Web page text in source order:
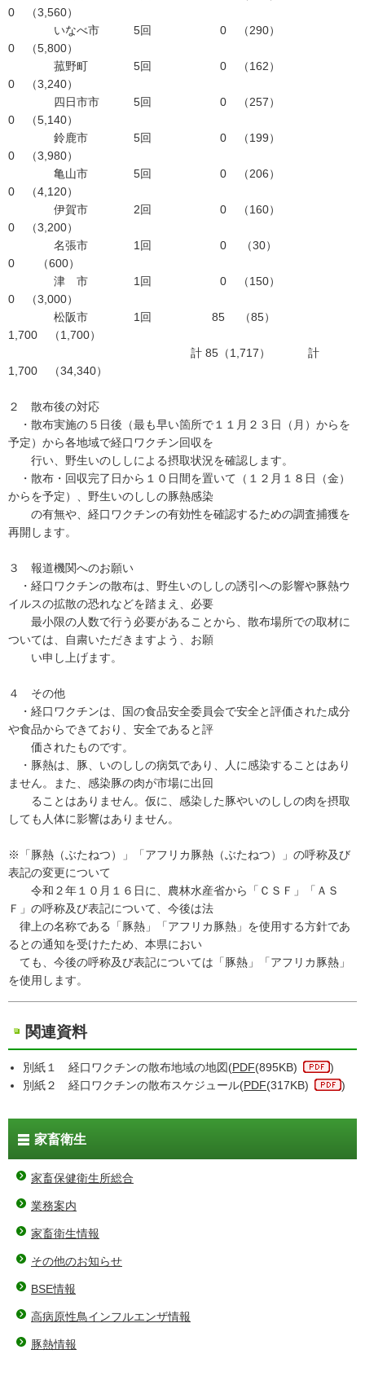
0 （3,560）
いなべ市 5回 0 （290）
0 （5,800）
菰野町 5回 0 （162）
0 （3,240）
四日市市 5回 0 （257）
0 （5,140）
鈴鹿市 5回 0 （199）
0 （3,980）
亀山市 5回 0 （206）
0 （4,120）
伊賀市 2回 0 （160）
0 （3,200）
名張市 1回 0 （30）
0 （600）
津 市 1回 0 （150）
0 （3,000）
松阪市 1回 85 （85）
1,700 （1,700）
計 85（1,717） 計
1,700 （34,340）
２ 散布後の対応
・散布実施の５日後（最も早い箇所で１１月２３日（月）からを
予定）から各地域で経口ワクチン回収を
行い、野生いのししによる摂取状況を確認します。
・散布・回収完了日から１０日間を置いて（１２月１８日（金）
からを予定）、野生いのししの豚熱感染
の有無や、経口ワクチンの有効性を確認するための調査捕獲を
再開します。
３ 報道機関へのお願い
・経口ワクチンの散布は、野生いのししの誘引への影響や豚熱ウ
イルスの拡散の恐れなどを踏まえ、必要
最小限の人数で行う必要があることから、散布場所での取材に
ついては、自粛いただきますよう、お願
い申し上げます。
４ その他
・経口ワクチンは、国の食品安全委員会で安全と評価された成分
や食品からできており、安全であると評
価されたものです。
・豚熱は、豚、いのししの病気であり、人に感染することはあり
ません。また、感染豚の肉が市場に出回
ることはありません。仮に、感染した豚やいのししの肉を摂取
しても人体に影響はありません。
※「豚熱（ぶたねつ）」「アフリカ豚熱（ぶたねつ）」の呼称及び
表記の変更について
令和２年１０月１６日に、農林水産省から「ＣＳＦ」「ＡＳ
Ｆ」の呼称及び表記について、今後は法
律上の名称である「豚熱」「アフリカ豚熱」を使用する方針であ
るとの通知を受けたため、本県におい
ても、今後の呼称及び表記については「豚熱」「アフリカ豚熱」
を使用します。
関連資料
別紙１ 経口ワクチンの散布地域の地図(PDF(895KB)
)
別紙２ 経口ワクチンの散布スケジュール(PDF(317KB) )
家畜衛生
家畜保健衛生所総合
業務案内
家畜衛生情報
その他のお知らせ
BSE情報
高病原性鳥インフルエンザ情報
豚熱情報